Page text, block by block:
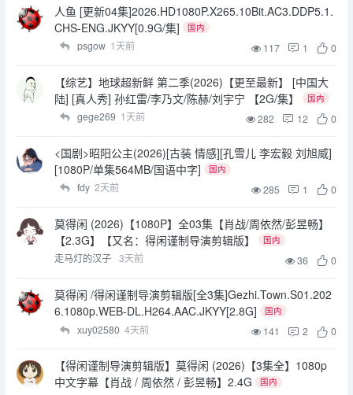
人鱼 [更新04集]2026.HD1080P.X265.10Bit.AC3.DDP5.1.
CHS-ENG.JKYY[0.9G/集]
国内
psgow 1天前 117 1 0
【综艺】地球超新鲜 第二季(2026)【更至最新】 [中国大
陆] [真人秀] 孙红雷/李乃文/陈赫/刘宇宁 【2G/集】
国内
gege269 1天前 282 12 0
<国剧>昭阳公主(2026)[古装 情感][孔雪儿 李宏毅 刘旭威]
[1080P/单集564MB/国语中字]
国内
fdy 2天前 285 1 0
莫得闲 (2026)【1080P】全03集【肖战/周依然/彭昱畅】
【2.3G】【又名：得闲谨制导演剪辑版】
国内
走马灯的汉子 3天前 36 0
莫得闲 /得闲谨制导演剪辑版[全3集]Gezhi.Town.S01.202
6.1080p.WEB-DL.H264.AAC.JKYY[2.8G]
国内
xuy02580 4天前 141 2 0
【得闲谨制导演剪辑版】莫得闲 (2026)【3集全】1080p
中文字幕【肖战 / 周依然 / 彭昱畅】2.4G
国内